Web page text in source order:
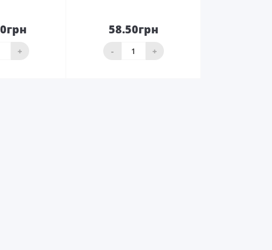
+
До
58.50грн
- +
кошика